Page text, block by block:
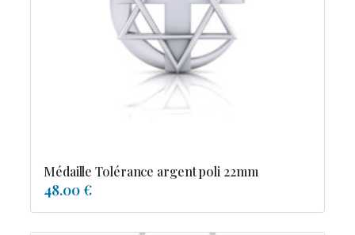
Médaille Tolérance argent poli 22mm
48.00 €